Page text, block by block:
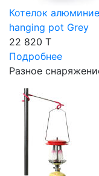
Котелок
hanging pot Grey
22 820 T
Подробнее
Разное